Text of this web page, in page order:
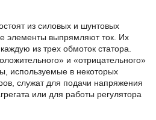
из силовых и шунтовых
элементы выпрямляют ток. Их
из трех обмоток статора.
и «отрицательного»
используемые в некоторых
служат для подачи напряжения
или для работы регулятора